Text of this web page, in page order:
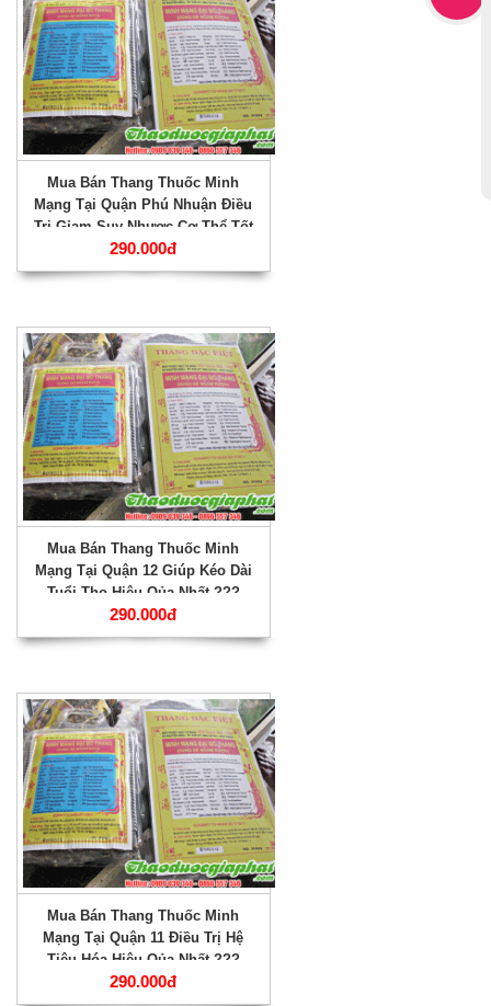
Mua Bán Thang Thuốc Minh
Mạng Tại Quận Phú Nhuận Điều
Trị Gỉam Suy Nhược Cơ Thể Tốt
Nhất ???
290.000đ
Mua Bán Thang Thuốc Minh
Mạng Tại Quận 12 Giúp Kéo Dài
Tuổi Thọ Hiệu Qủa Nhất ???
290.000đ
Mua Bán Thang Thuốc Minh
Mạng Tại Quận 11 Điều Trị Hệ
Tiêu Hóa Hiệu Qủa Nhất ???
290.000đ